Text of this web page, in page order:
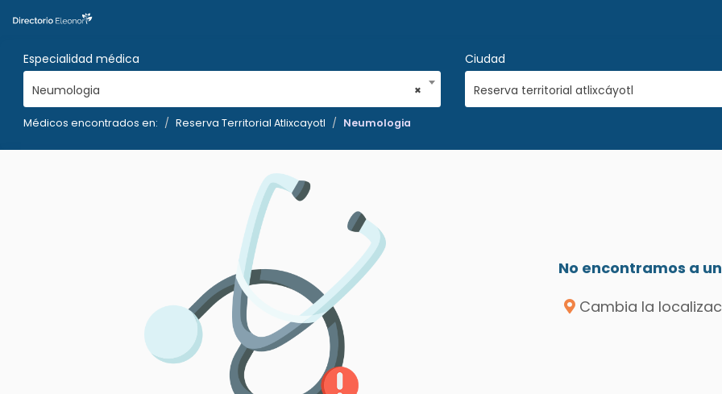
Especialidad médica
×
Neumologia
Ciudad
Reserva territorial atlixcáyotl
Médicos encontrados en: Reserva Territorial Atlixcayotl Neumologia
No encontramos a
Cambia la